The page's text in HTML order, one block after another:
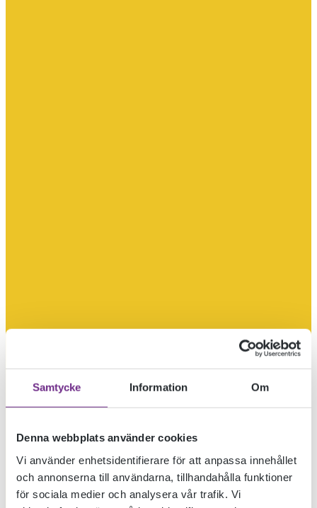
Samtycke Information Om
Denna webbplats använder cookies
Vi använder enhetsidentifierare för att anpassa innehållet
och annonserna till användarna, tillhandahålla funktioner
för sociala medier och analysera vår trafik. Vi